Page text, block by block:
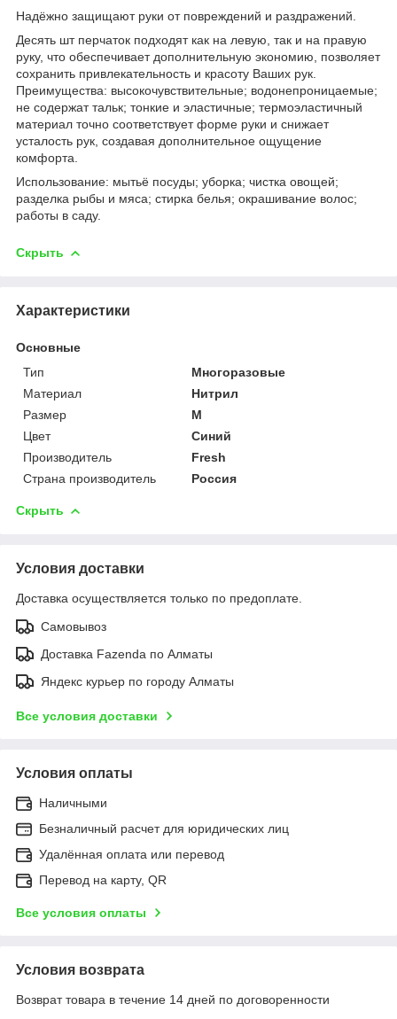
Надёжно защищают руки от повреждений и раздражений.
Десять шт перчаток подходят как на левую, так и на правую
руку, что обеспечивает дополнительную экономию, позволяет
сохранить привлекательность и красоту Ваших рук.
Преимущества: высокочувствительные; водонепроницаемые;
не содержат тальк; тонкие и эластичные; термоэластичный
материал точно соответствует форме руки и снижает
усталость рук, создавая дополнительное ощущение
комфорта.
Использование: мытьё посуды; уборка; чистка овощей;
разделка рыбы и мяса; стирка белья; окрашивание волос;
работы в саду.
Скрыть
Характеристики
Основные
Тип
Многоразовые
Материал
Нитрил
Размер
M
Цвет
Синий
Производитель
Fresh
Страна производитель
Россия
Скрыть
Условия доставки
Доставка осуществляется только по предоплате.
Самовывоз
Доставка Fazenda по Алматы
Яндекс курьер по городу Алматы
Все условия доставки
Условия оплаты
Наличными
Безналичный расчет для юридических лиц
Удалённая оплата или перевод
Перевод на карту, QR
Все условия оплаты
Условия возврата
Возврат товара в течение 14 дней по договоренности